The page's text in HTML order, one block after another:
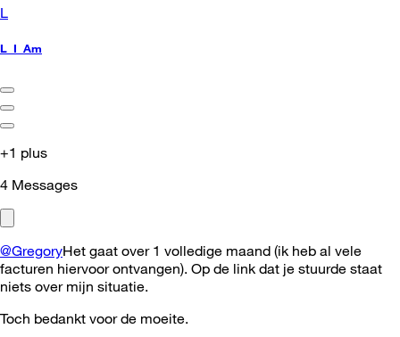
L
L_I_Am
+1 plus
4 Messages
@GregoryHet gaat over 1 volledige maand (ik heb al vele
facturen hiervoor ontvangen). Op de link dat je stuurde staat
niets over mijn situatie.
Toch bedankt voor de moeite.